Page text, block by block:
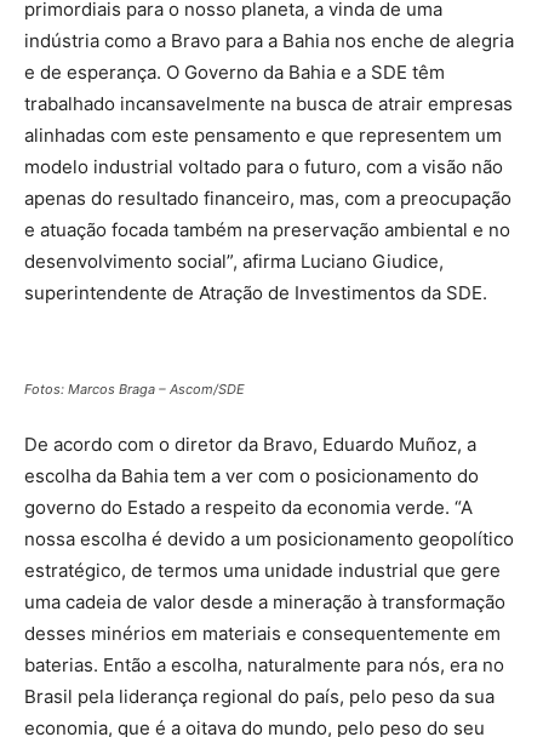
primordiais para o nosso planeta, a vinda de uma
indústria como a Bravo para a Bahia nos enche de alegria
e de esperança. O Governo da Bahia e a SDE têm
trabalhado incansavelmente na busca de atrair empresas
alinhadas com este pensamento e que representem um
modelo industrial voltado para o futuro, com a visão não
apenas do resultado financeiro, mas, com a preocupação
e atuação focada também na preservação ambiental e no
desenvolvimento social”, afirma Luciano Giudice,
superintendente de Atração de Investimentos da SDE.
Fotos: Marcos Braga – Ascom/SDE
De acordo com o diretor da Bravo, Eduardo Muñoz, a
escolha da Bahia tem a ver com o posicionamento do
governo do Estado a respeito da economia verde. “A
nossa escolha é devido a um posicionamento geopolítico
estratégico, de termos uma unidade industrial que gere
uma cadeia de valor desde a mineração à transformação
desses minérios em materiais e consequentemente em
baterias. Então a escolha, naturalmente para nós, era no
Brasil pela liderança regional do país, pelo peso da sua
economia, que é a oitava do mundo, pelo peso do seu